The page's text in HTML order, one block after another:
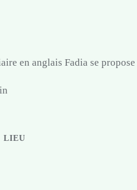
en anglais Fadia se
LIEU